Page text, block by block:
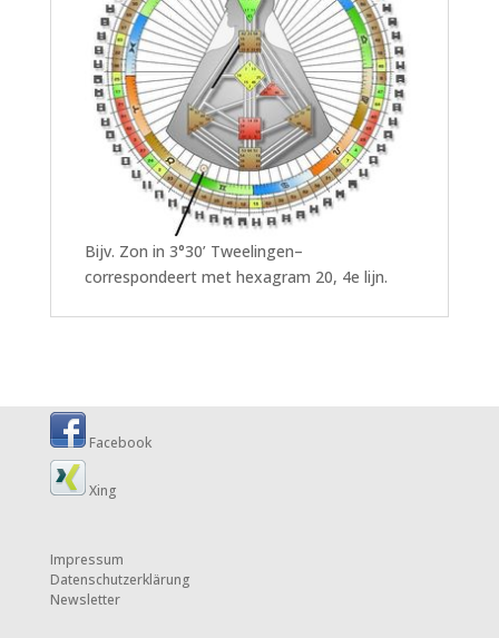
Bijv. Zon in 3°30’ Tweelingen–
correspondeert met hexagram 20, 4e lijn.
Facebook
Xing
Impressum
Datenschutzerklärung
Newsletter